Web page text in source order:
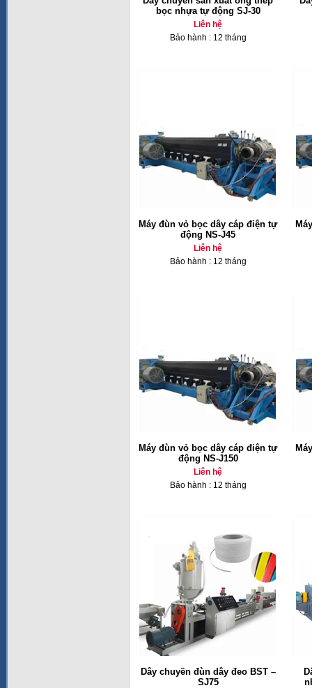
bọc nhựa tự động SJ-30
Liên hệ
Bảo hành : 12 tháng
Máy đùn vỏ bọc dây cáp điện tự
động NS-J45
Liên hệ
Bảo hành : 12 tháng
Máy đùn vỏ bọc dây cáp điện tự
động NS-J150
Liên hệ
Bảo hành : 12 tháng
Dây chuyền đùn dây đeo BST –
SJ75